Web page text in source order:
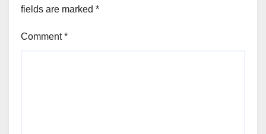
fields are marked *
Comment*